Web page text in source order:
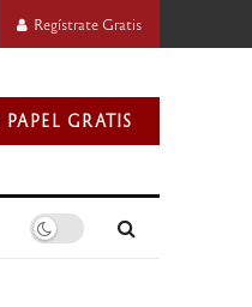
Regístrate Gratis
GRATIS